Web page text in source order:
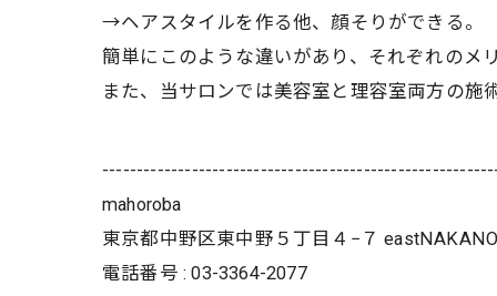
→ヘアスタイルを作る他、顔そりができる。
簡単にこのような違いがあり、それぞれのメ
また、当サロンでは美容室と理容室両方の施
mahoroba
東京都中野区東中野５丁目４−７
電話番号 : 03-3364-2077